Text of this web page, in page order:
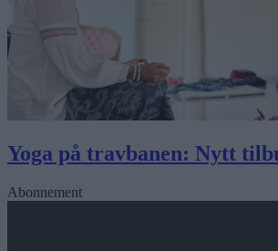
Yoga på travbanen: Nytt
Abonnement